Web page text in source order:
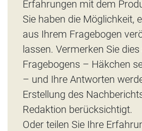
Erfahrungen mit dem
Sie haben die Möglichkeit,
aus Ihrem Fragebogen
lassen. Vermerken Sie
Fragebogens – Häkchen
– und Ihre Antworten
Erstellung des
Redaktion berücksichtigt.
Oder teilen Sie Ihre